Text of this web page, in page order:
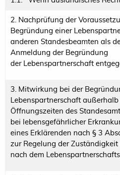
2. Nachprüfung der
Begründung einer
anderen Standesbeamten als
Anmeldung der Begründung
der Lebenspartnerschaft
3. Mitwirkung bei der
Lebenspartnerschaft
Öffnungszeiten des
bei lebensgefährlicher
eines Erklärenden nach § 3
zur Regelung der
nach dem